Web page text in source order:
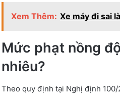
Xem Thêm: Xe máy đi sai
Mức phạt nồng
nhiêu?
Theo quy định tại Nghị định 100/